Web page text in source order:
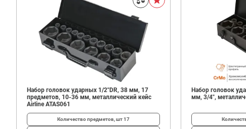
Набор головок ударных 1/2"DR, 38 мм, 17
предметов, 10-36 мм, металлический кейс
Airline ATAS061
Количество предметов, шт17
Набор головок
мм, 3/4",